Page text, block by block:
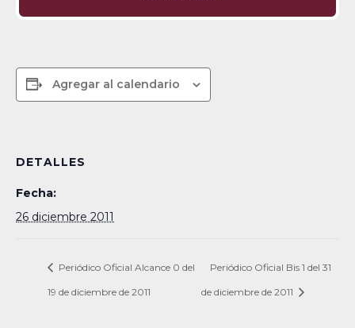
Agregar al calendario
DETALLES
Fecha:
26 diciembre 2011
Periódico Oficial Alcance 0 del
19 de diciembre de 2011
Periódico Oficial Bis 1 del 31
de diciembre de 2011